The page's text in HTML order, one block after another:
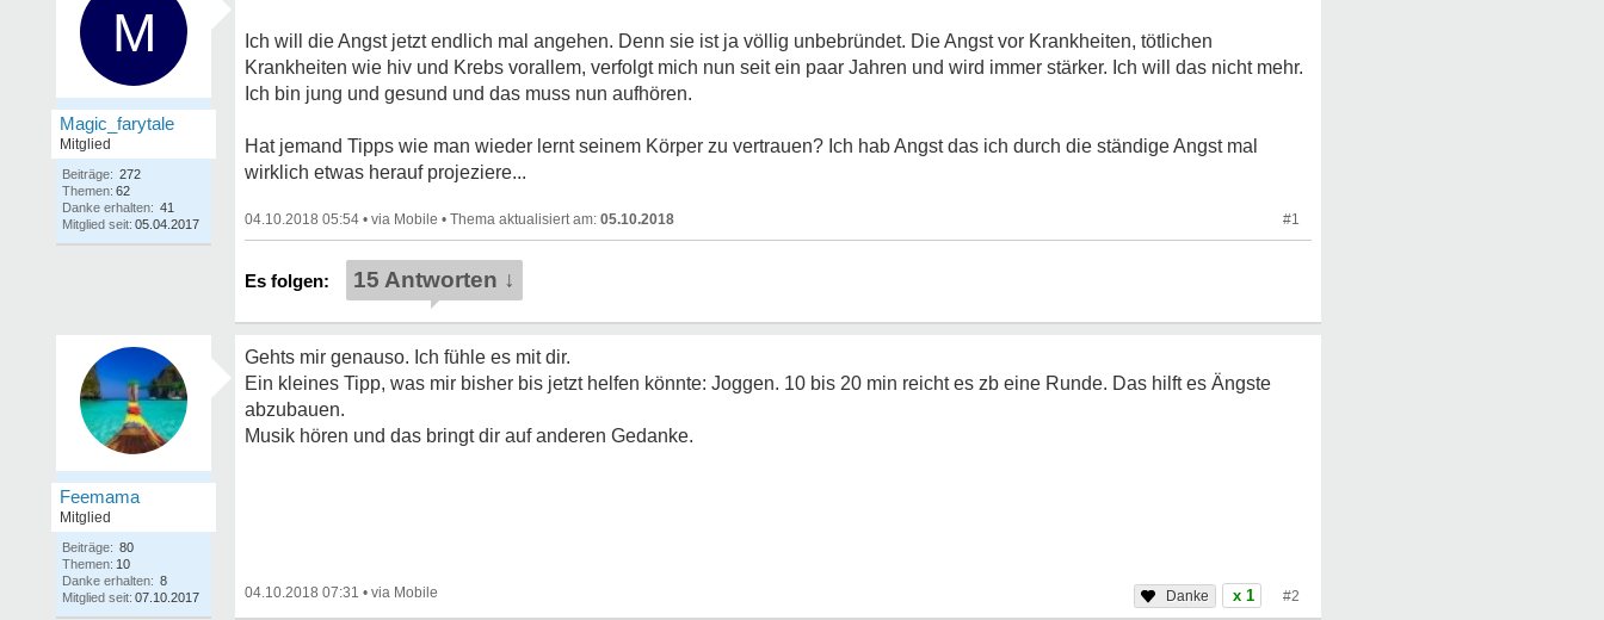
M
Magic_farytale
Mitglied
Beiträge: 272
Themen: 62
Danke erhalten: 41
Mitglied seit: 05.04.2017
Ich will die Angst jetzt endlich mal angehen. Denn sie ist ja völlig unbebründet. Die Angst vor Krankheiten, tötlichen
Krankheiten wie hiv und Krebs vorallem, verfolgt mich nun seit ein paar Jahren und wird immer stärker. Ich will das nicht mehr.
Ich bin jung und gesund und das muss nun aufhören.
Hat jemand Tipps wie man wieder lernt seinem Körper zu vertrauen? Ich hab Angst das ich durch die ständige Angst mal
wirklich etwas herauf projeziere...
04.10.2018 05:54 • • 05.10.2018 #1
15 Antworten ↓
Feemama
Mitglied
Beiträge: 80
Themen: 10
Danke erhalten: 8
Mitglied seit: 07.10.2017
Gehts mir genauso. Ich fühle es mit dir.
Ein kleines Tipp, was mir bisher bis jetzt helfen könnte: Joggen. 10 bis 20 min reicht es zb eine Runde. Das hilft es Ängste
abzubauen.
Musik hören und das bringt dir auf anderen Gedanke.
04.10.2018 07:31 • x 1 #2